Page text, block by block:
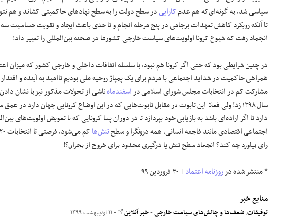
سیاسی شد، به گونه‌ای‌که هم عدمکاراییدر سطح دولت را به سطح نهادهای حاکمیتی کشاند و هم
تا آنکه رویکرد کاهش تعهدات برجامی در پنج مرحله انجام و تا حدی باعث ایجاد و تقویت حساسیت سه
انجماد رفت که شیوع کرونا اولویت‌های سیاست خارجی کشورها در صحنه بین‌المللی را تغییر داد!
در چنین شرایطی بود که حتی اگر کرونا هم نبود، با سلسله اتفاقات داخلی و خارجی کشور که میزان
همراهی حاکمیت در شداید اجتماعی با مردم برای یک پمپاژ روحیه ملی بودیم تاامید به آینده و
مشارکت کم در انتخابات مجلس شورای اسلامی دراسفندماهناشی از تحولات مذکور نیز با نشان
سال ۱۳۹۸ زد! ولی فعلا این تابوت در مقابل تابوت‌هایی که در این اوضاع کرونایی جهان
دارد تا اگر اراده‌ای باشد به بازیابی خود بپردازد تا در دوران پسا کرونایی که با تعویض
اجتماعی اقتصادی مانند فاجعه انسانی، همه درونگرا و سطحتنش‌ها
رای بیاورد چه کند؟ انجماد سطح تنش یا درگیری محدود برای خروج از بحران؟!
* منتشر شده درروزنامه اعتماد | ۳۰ فروردین ۹۹
منابع خبر
توفیقات، ضعف‌ها و چالش‌های سیاست خارجی-خبر آنلاین - ۱۱ اردیبهشت ۱۳۹۹